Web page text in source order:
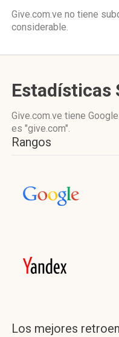
Give.com.ve no tiene
considerable.
Estadísticas
Give.com.ve tiene
es "give.com".
Rangos
Los mejores